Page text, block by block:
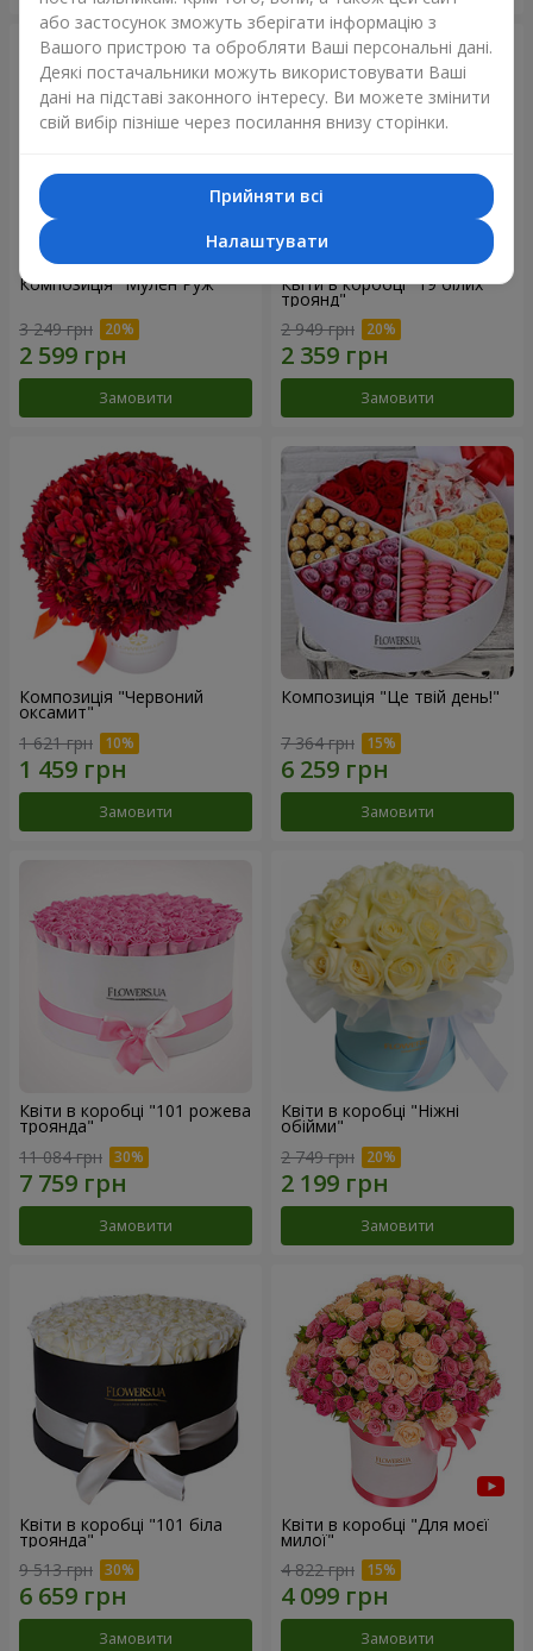
Композиція "Мулен Руж"
3 249 грн
Замовити
Квіти в коробці "19 білих
троянд"
2 949 грн
Замовити
Композиція "Червоний
оксамит"
1 621 грн
Замовити
Композиція "Це твій день!"
7 364 грн
Замовити
Квіти в коробці "101 рожева
троянда"
11 084 грн
Замовити
Квіти в коробці "Ніжні
обійми"
2 749 грн
Замовити
Квіти в коробці "101 біла
троянда"
9 513 грн
Замовити
Квіти в коробці "Для моєї
милої"
4 822 грн
Замовити
або застосунок зможуть зберігати інформацію з
Вашого пристрою та обробляти Ваші персональні дані.
Деякі постачальники можуть використовувати Ваші
дані на підставі законного інтересу. Ви можете змінити
свій вибір пізніше через посилання внизу сторінки.
Прийняти всі
Налаштувати